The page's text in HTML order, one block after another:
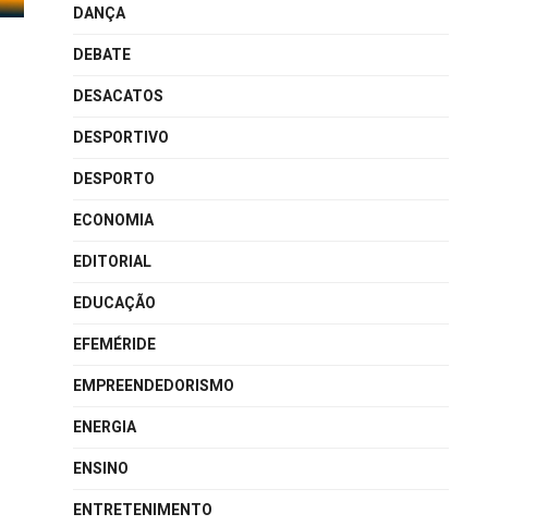
DANÇA
DEBATE
DESACATOS
DESPORTIVO
DESPORTO
ECONOMIA
EDITORIAL
EDUCAÇÃO
EFEMÉRIDE
EMPREENDEDORISMO
ENERGIA
ENSINO
ENTRETENIMENTO